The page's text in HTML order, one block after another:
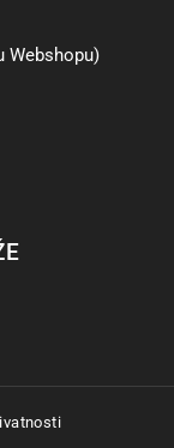
Webshopu)